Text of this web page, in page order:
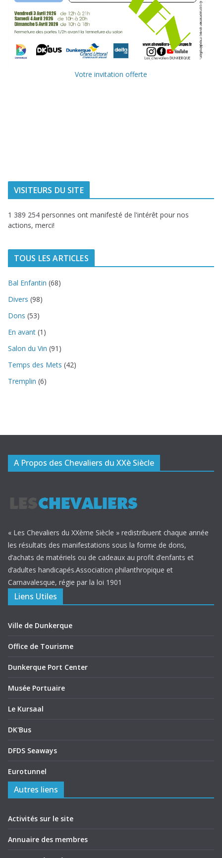
Votre invitation offerte
VISITEURS DU SITE
1 389 254 personnes ont manifesté de l'intérêt pour nos
actions, merci!
TOUS LES ARTICLES
Bal Enfantin (68)
Divers (98)
Dons (53)
En avant (1)
Salon du Vin (91)
Temps des Mets (42)
Tremplin (6)
A Propos des Chevaliers du XXè Siècle
« Les Chevaliers du XXème Siècle » redistribuent chaque année
les résultats des manifestations sous la forme de dons,
d’achats de matériels ou de cadeaux au profit d’enfants et
d’adultes handicapés.Association philanthropique et
Carnavalesque, régie par la loi 1901
Liens Utiles
Ville de Dunkerque
Office de Tourisme
Dunkerque Port Center
Musée Portuaire
Le Kursaal
DK'Bus
DFDS Seaways
Eurotunnel
Autres liens
Activités sur le site
Annuaire des membres